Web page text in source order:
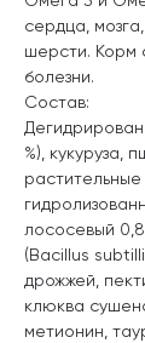
сердца,
шерсти. Корм
болезни.
Состав:
%), кукуруза,
растительные
лососевый
(Bacillus
дрожжей,
клюква
метионин,